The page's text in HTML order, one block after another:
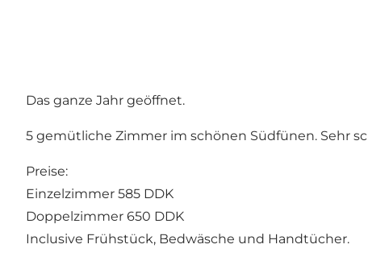
Das ganze Jahr geöffnet.
5 gemütliche Zimmer im schönen Südfünen. Sehr
Preise:
Einzelzimmer 585 DDK
Doppelzimmer 650 DDK
Inclusive Frühstück, Bedwäsche und Handtücher.